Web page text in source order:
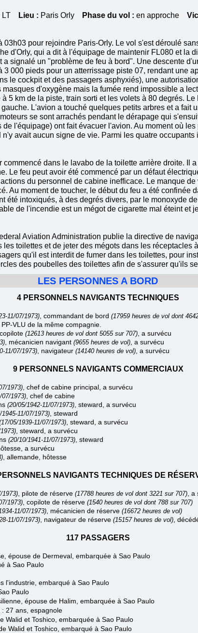
LT Lieu : Paris Orly Phase du vol : en approche
03h03 pour rejoindre Paris-Orly. Le vol s'est déroulé
d'Orly, qui a dit à l'équipage de maintenir FL080 et la
a signalé un "problème de feu à bord". Une descente
3 000 pieds pour un atterrissage piste 07, rendant une
le cockpit et des passagers asphyxiés), une
d'oxygène mais la fumée rend impossible a
5 km de la piste, train sorti et les volets à 80 degrés.
L'avion a touché quelques petits arbres et a fait
se sont arrachés pendant le dérapage qui
l'équipage) ont fait évacuer l'avion. Au moment où
avait aucun signe de vie. Parmi les quatre
dans le lavabo de la toilette arrière droite. Il
Le feu peut avoir été commencé par un défaut
du personnel de cabine inefficace. Le manque
Au moment de toucher, le début du feu a été confinée
été intoxiqués, à des degrés divers, par le monoxyde
de l'incendie est un mégot de cigarette mal éteint et
Aviation Administration publie la directive de
toilettes et de jeter des mégots dans les réceptacles
qu'il est interdit de fumer dans les toilettes, pour
des poubelles des toilettes afin de s'assurer qu'ils
LES PERSONNES A BORD
4 PERSONNELS NAVIGANTS TECHNIQUES
11/07/1973) , commandant de bord (17959 heures de vol dont
VLU de la même compagnie.
, copilote (12613 heures de vol dont 5055 sur 707) , a survécu
, mécanicien navigant (9655 heures de vol) , a survécu
11/07/1973) , navigateur (14140 heures de vol) , a survécu
9 PERSONNELS NAVIGANTS COMMERCIAUX
1973) , chef de cabine principal, a survécu
07/1973) , chef de cabine
(20/05/1942-11/07/1973) , steward, a survécu
1945-11/07/1973) , steward
05/1939-11/07/1973) , steward, a survécu
, steward, a survécu
(20/10/1941-11/07/1973) , steward
a survécu
, allemande, hôtesse
NAVIGANTS TECHNIQUES DE
1973) , pilote de réserve (17788 heures de vol dont 3221 sur 707) ,
1973) , copilote de réserve (1540 heures de vol dont 788 sur 707)
11/07/1973) , mécanicien de réserve (16672 heures de vol)
11/07/1973) , navigateur de réserve (15157 heures de vol) ,
117 PASSAGERS
épouse de Dermeval, embarquée à Sao Paulo
à Sao Paulo
l'industrie, embarqué à Sao Paulo
Paulo
épouse de Halim, embarquée à Sao Paulo
: 27 ans, espagnole
Walid et Toshico, embarquée à Sao Paulo
Walid et Toshico, embarqué à Sao Paulo